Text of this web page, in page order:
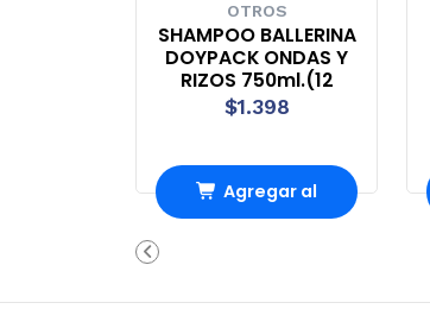
OTROS
SHAMPOO BALLERINA
DOYPACK ONDAS Y
RIZOS 750ml.(12
$1.398
Agregar al